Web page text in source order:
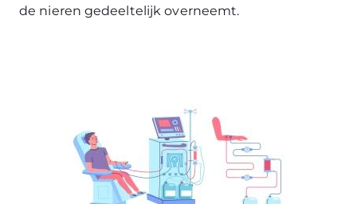
de nieren gedeeltelijk overneemt.